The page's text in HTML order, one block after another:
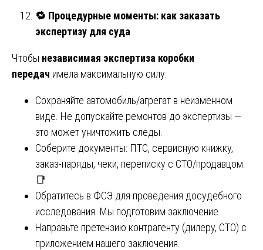
🔁 Процедурные моменты: как заказать
экспертизу для суда
Чтобы независимая экспертиза коробки
передач имела максимальную силу:
Сохраняйте автомобиль/агрегат в неизменном
виде. Не допускайте ремонтов до экспертизы —
это может уничтожить следы.
Соберите документы: ПТС, сервисную книжку,
заказ-наряды, чеки, переписку с СТО/продавцом.
📑
Обратитесь в ФСЭ для проведения досудебного
исследования. Мы подготовим заключение.
Направьте претензию контрагенту (дилеру, СТО) с
приложением нашего заключения.